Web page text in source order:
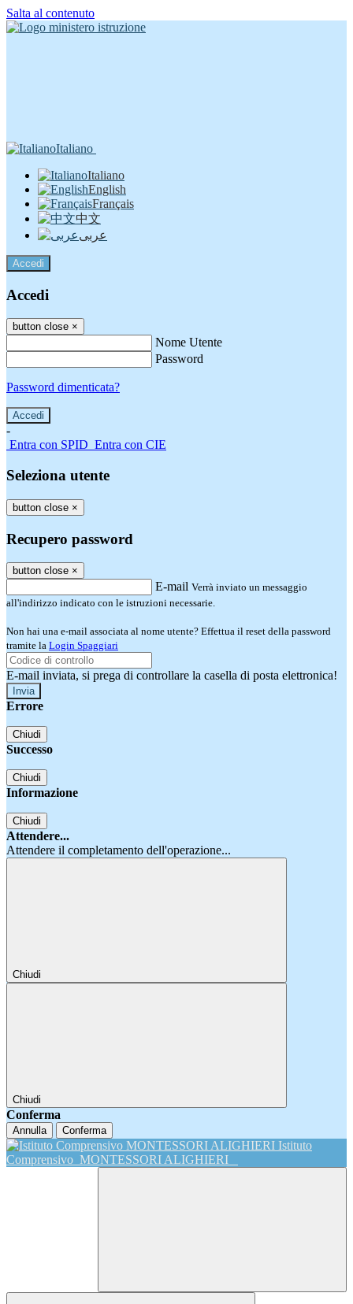
Salta al contenuto
Italiano
Italiano
English
Français
中文
عربى
Accedi
Accedi
button close ×
Nome Utente
Password
Password dimenticata?
-
Entra con SPID Entra con CIE
Seleziona utente
button close ×
Recupero password
button close ×
E-mail Verrà inviato un messaggio
all'indirizzo indicato con le istruzioni necessarie.
Non hai una e-mail associata al nome utente? Effettua il reset della password
tramite la Login Spaggiari
E-mail inviata, si prega di controllare la casella di posta elettronica!
Errore
Chiudi
Successo
Chiudi
Informazione
Chiudi
Attendere...
Attendere il completamento dell'operazione...
Chiudi
Chiudi
Conferma
Annulla Conferma
Istituto
Comprensivo MONTESSORI ALIGHIERI